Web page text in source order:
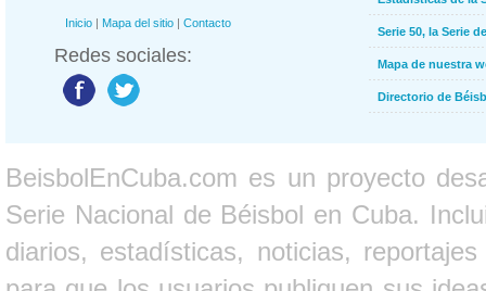
Inicio | Mapa del sitio | Contacto
Redes sociales:
Serie 50, la Serie
Mapa de nuestra
Directorio de
BeisbolEnCuba.com es un proyecto
Serie Nacional de Béisbol en Cuba.
diarios, estadísticas, noticias,